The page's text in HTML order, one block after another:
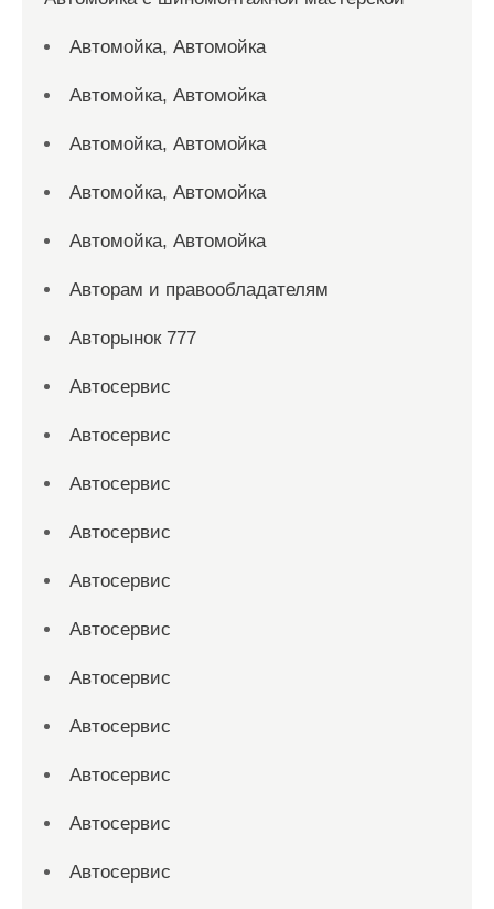
Автомойка, Автомойка
Автомойка, Автомойка
Автомойка, Автомойка
Автомойка, Автомойка
Автомойка, Автомойка
Авторам и правообладателям
Авторынок 777
Автосервис
Автосервис
Автосервис
Автосервис
Автосервис
Автосервис
Автосервис
Автосервис
Автосервис
Автосервис
Автосервис